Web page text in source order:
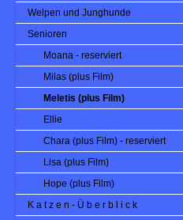
Welpen und Junghunde
Senioren
Moana - reserviert
Milas (plus Film)
Meletis (plus Film)
Ellie
Chara (plus Film) - reserviert
Lisa (plus Film)
Hope (plus Film)
K a t z e n - Ü b e r b l i c k